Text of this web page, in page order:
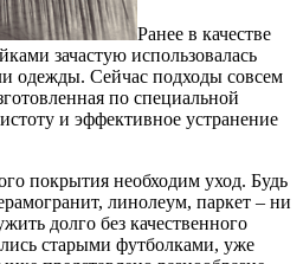
Ранее в качестве
зачастую использовалась
одежды. Сейчас подходы совсем
по специальной
и эффективное устранение
покрытия необходим уход. Будь
линолеум, паркет – ни
долго без качественного
старыми футболками, уже